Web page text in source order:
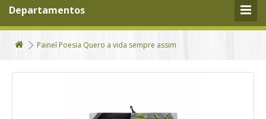
Departamentos
Painel Poesia Quero a vida sempre assim